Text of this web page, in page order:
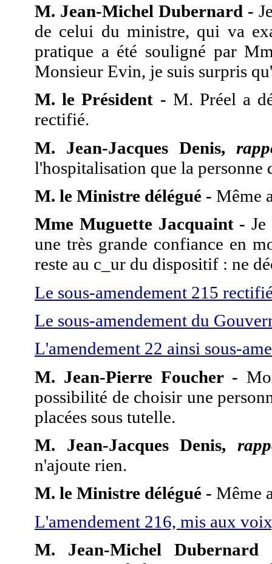
M. Jean-Michel Dubernard -
de celui du ministre, qui va
pratique a été souligné par
Monsieur Evin, je suis surpris
M. le Président - M. Préel a
rectifié.
M. Jean-Jacques Denis,
l'hospitalisation que la personne
M. le Ministre délégué - Même
Mme Muguette Jacquaint -
une très grande confiance en
reste au c_ur du dispositif : ne
Le sous-amendement 215
Le sous-amendement du
L'amendement 22 ainsi sous-
M. Jean-Pierre Foucher -
possibilité de choisir une
placées sous tutelle.
M. Jean-Jacques Denis,
n'ajoute rien.
M. le Ministre délégué - Même
L'amendement 216, mis aux
M. Jean-Michel Dubernard